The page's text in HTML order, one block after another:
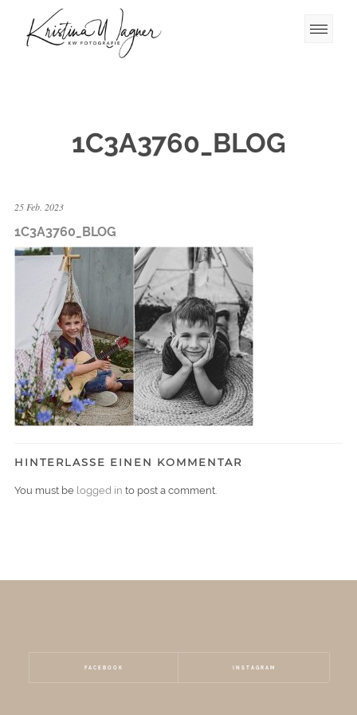
1C3A3760_BLOG
25 Feb. 2023
1C3A3760_BLOG
HINTERLASSE EINEN KOMMENTAR
You must be logged in to post a comment.
FACEBOOK INSTAGRAM